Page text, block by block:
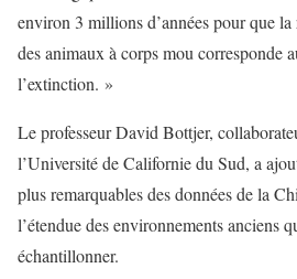
environ 3 millions d’années pour que
des animaux à corps mou corresponde
l’extinction. »
Le professeur David Bottjer,
l’Université de Californie du Sud, a
plus remarquables des données de la
l’étendue des environnements anciens
échantillonner.